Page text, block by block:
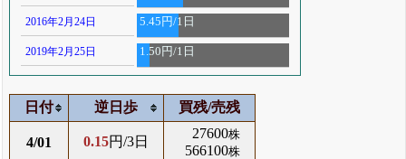
2016年2月24日 5.45円/1日
2019年2月25日 1.50円/1日
日付 逆日歩 買残/売残
4/01 0.15円/3日
27600株
566100株